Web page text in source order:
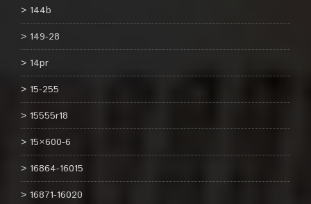
144b
149-28
14pr
15-255
15555r18
15×600-6
16864-16015
16871-16020